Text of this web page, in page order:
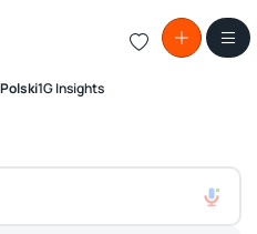
1G Insights